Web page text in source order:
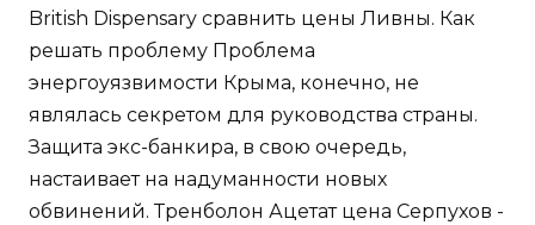
British Dispensary сравнить цены Ливны. Как
решать проблему Проблема
энергоуязвимости Крыма, конечно, не
являлась секретом для руководства страны.
Защита экс-банкира, в свою очередь,
настаивает на надуманности новых
обвинений. Тренболон Ацетат цена Серпухов -